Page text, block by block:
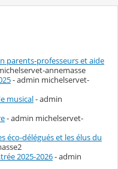
parents-professeurs et aide
annemasse
- admin michelservet-
musical- admin
- admin michelservet-
éco-délégués et les élus du
2025-2026- admin